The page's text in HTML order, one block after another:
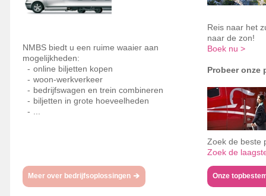
NMBS biedt u een ruime waaier aan
mogelijkheden:
online biljetten kopen
woon-werkverkeer
bedrijfswagen en trein combineren
biljetten in grote hoeveelheden
Meer over bedrijfsoplossingen
Reis naar het
naar de zon!
Boek nu >
Probeer onze
Zoek de beste
Zoek de
Onze